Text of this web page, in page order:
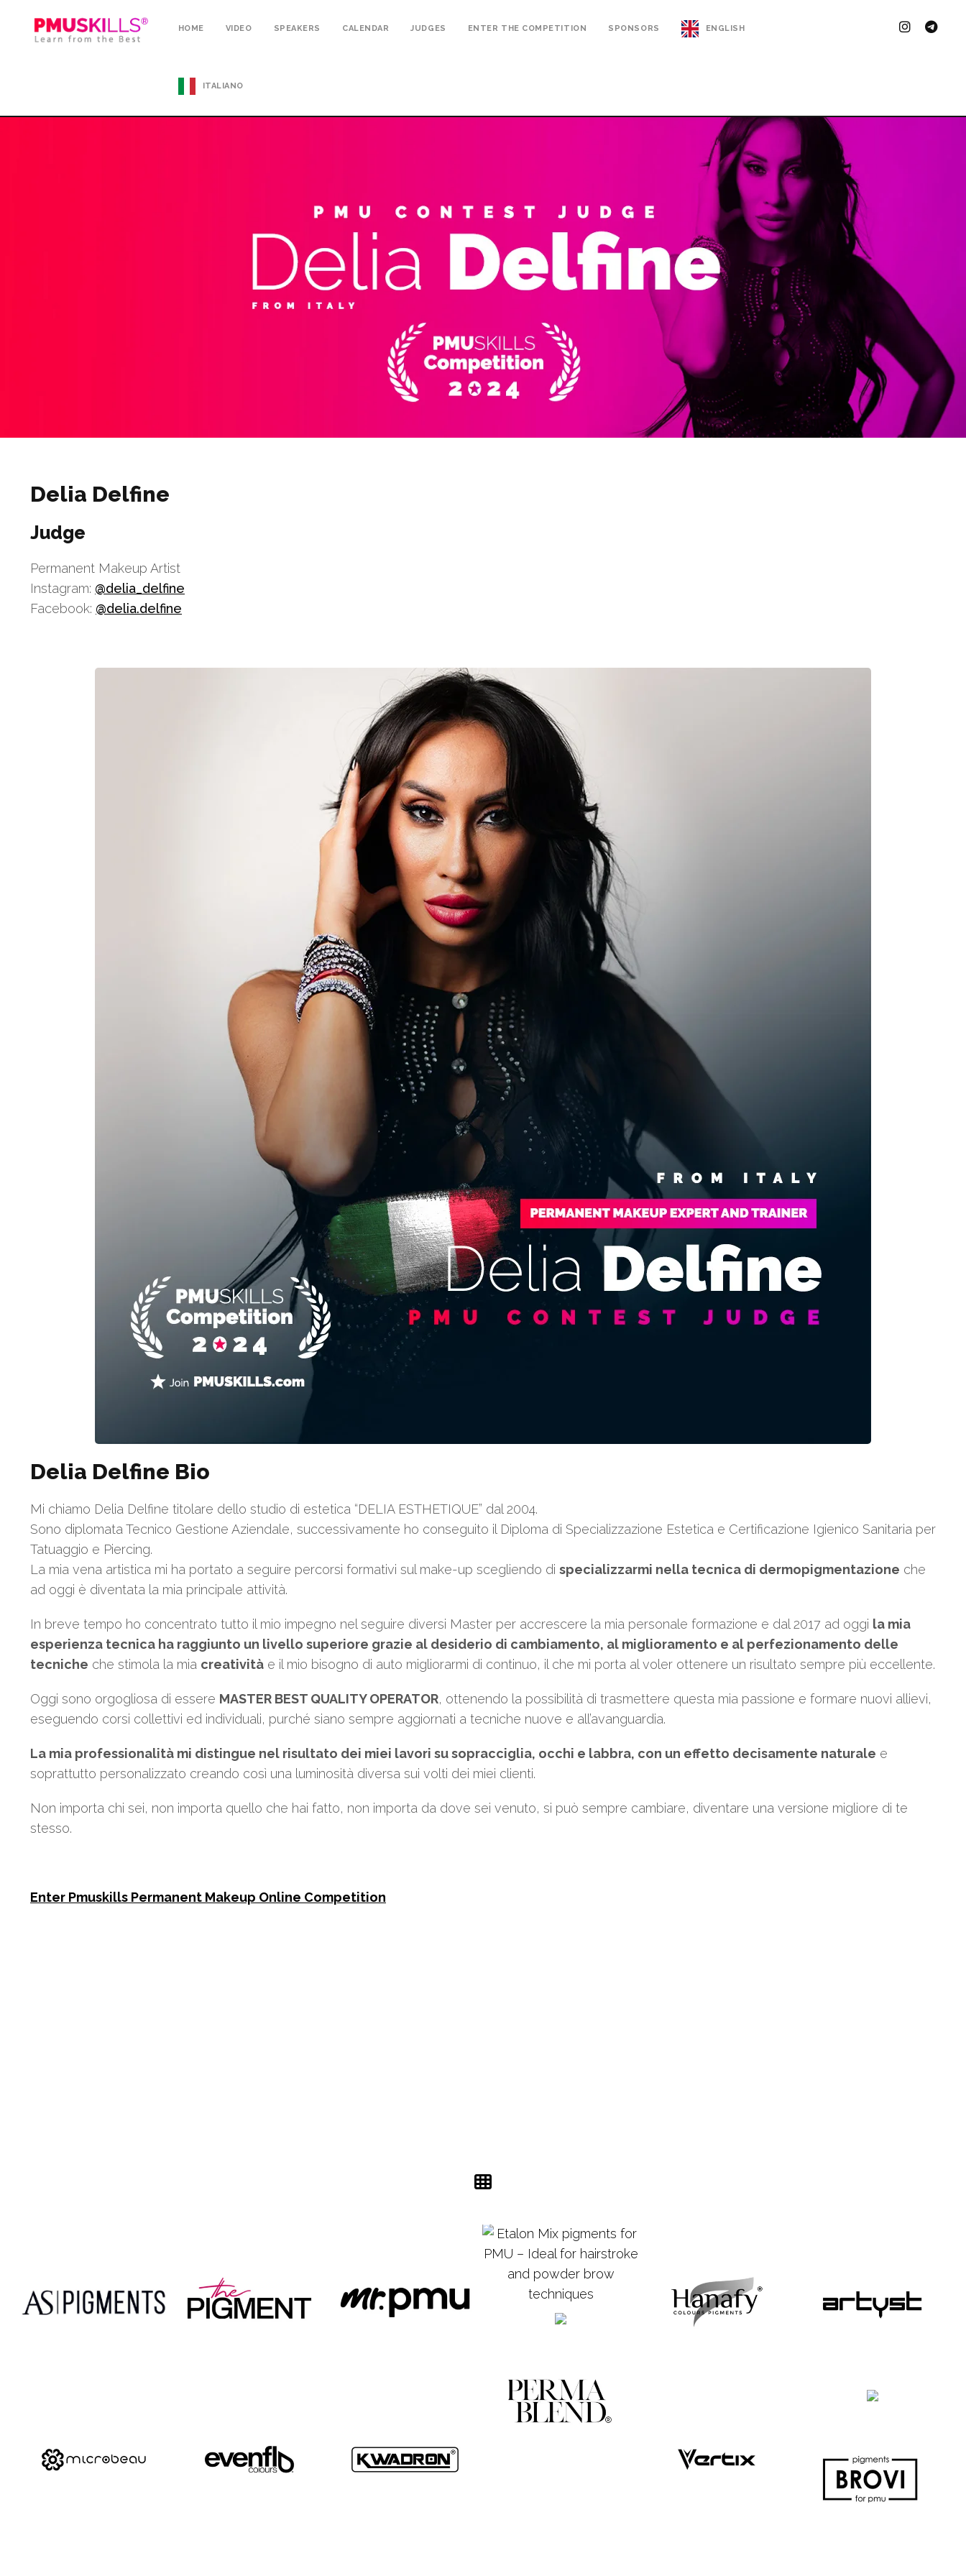
HOME VIDEO SPEAKERS CALENDAR JUDGES ENTER THE COMPETITION SPONSORS ENGLISH
ITALIANO
Delia Delfine
Judge
Permanent Makeup Artist
Instagram: @delia_delfine
Facebook: @delia.delfine
Delia Delfine Bio
Mi chiamo Delia Delfine titolare dello studio di estetica “DELIA ESTHETIQUE” dal 2004.
Sono diplomata Tecnico Gestione Aziendale, successivamente ho conseguito il Diploma di Specializzazione Estetica e Certificazione Igienico Sanitaria per
Tatuaggio e Piercing.
La mia vena artistica mi ha portato a seguire percorsi formativi sul make-up scegliendo di specializzarmi nella tecnica di dermopigmentazione che
ad oggi è diventata la mia principale attività.
In breve tempo ho concentrato tutto il mio impegno nel seguire diversi Master per accrescere la mia personale formazione e dal 2017 ad oggi la mia
esperienza tecnica ha raggiunto un livello superiore grazie al desiderio di cambiamento, al miglioramento e al perfezionamento delle
tecniche che stimola la mia creatività e il mio bisogno di auto migliorarmi di continuo, il che mi porta al voler ottenere un risultato sempre più eccellente.
Oggi sono orgogliosa di essere MASTER BEST QUALITY OPERATOR, ottenendo la possibilità di trasmettere questa mia passione e formare nuovi allievi,
eseguendo corsi collettivi ed individuali, purché siano sempre aggiornati a tecniche nuove e all’avanguardia.
La mia professionalità mi distingue nel risultato dei miei lavori su sopracciglia, occhi e labbra, con un effetto decisamente naturale e
soprattutto personalizzato creando così una luminosità diversa sui volti dei miei clienti.
Non importa chi sei, non importa quello che hai fatto, non importa da dove sei venuto, si può sempre cambiare, diventare una versione migliore di te
stesso.
Enter Pmuskills Permanent Makeup Online Competition